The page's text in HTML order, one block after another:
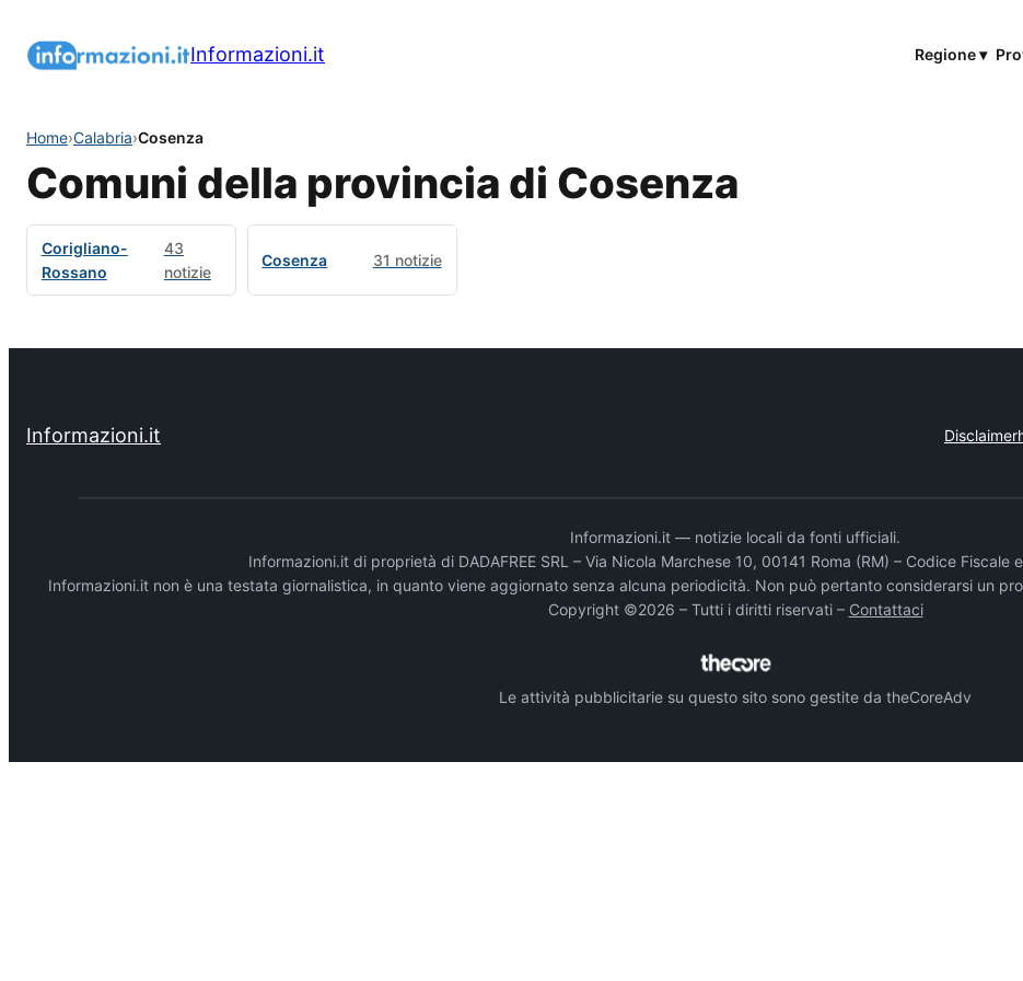
Informazioni.it Regione ▾
Home›Calabria›Cosenza
Comuni della provincia di Cosenza
Corigliano-
Rossano
43
notizie
Cosenza 31 notizie
Informazioni.it Disclaimer
Informazioni.it — notizie locali da fonti ufficiali.
Informazioni.it di proprietà di DADAFREE SRL – Via Nicola Marchese 10, 00141 Roma (RM) – Codice Fiscale
Informazioni.it non è una testata giornalistica, in quanto viene aggiornato senza alcuna periodicità. Non può pertanto considerarsi un
Copyright ©2026 – Tutti i diritti riservati – Contattaci
Le attività pubblicitarie su questo sito sono gestite da theCoreAdv